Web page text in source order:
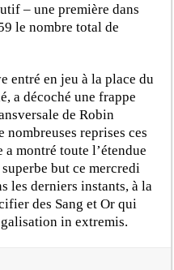
– une première dans
le nombre total de
entré en jeu à la place du
a décoché une frappe
de Robin
nombreuses reprises ces
montré toute l’étendue
but ce mercredi
les derniers instants, à la
des Sang et Or qui
in extremis.